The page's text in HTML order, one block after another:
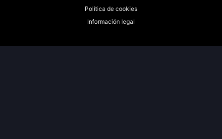
Política de cookies
Información legal